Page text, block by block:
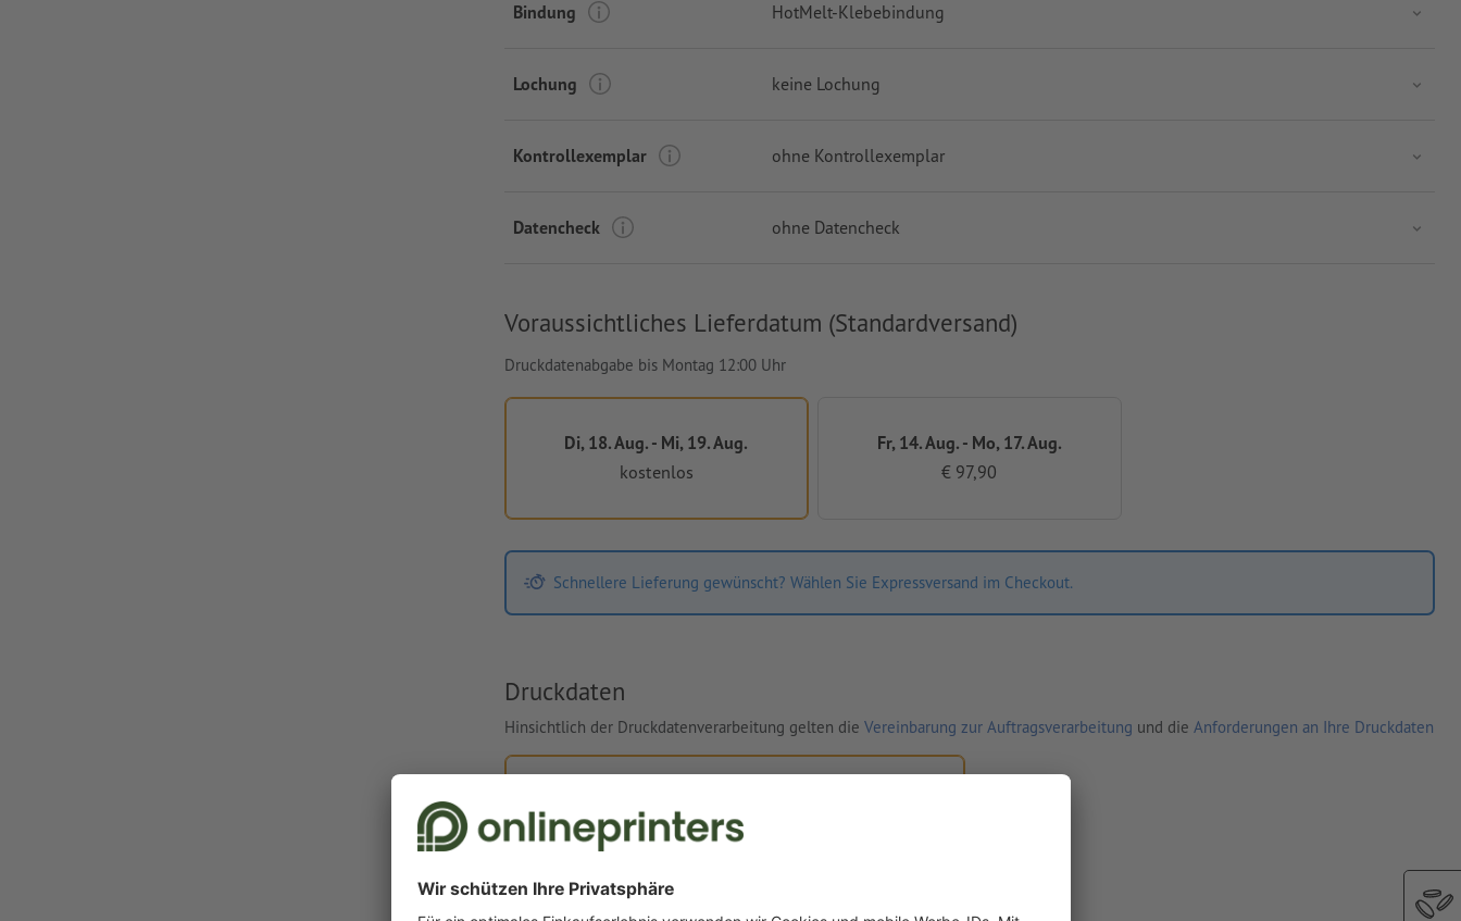
Bindung HotMelt-Klebebindung
Lochung keine Lochung
Kontrollexemplar ohne Kontrollexemplar
Datencheck ohne Datencheck
Voraussichtliches Lieferdatum (Standardversand)
Druckdatenabgabe bis Montag 12:00 Uhr
Di, 18. Aug. - Mi, 19. Aug.
kostenlos
Fr, 14. Aug. - Mo, 17. Aug.
€ 97,90
Schnellere Lieferung gewünscht? Wählen Sie Expressversand im Checkout.
Druckdaten
Hinsichtlich der Druckdatenverarbeitung gelten die Vereinbarung zur Auftragsverarbeitung und die Anforderungen an Ihre Druckdaten
Eigene Druckdaten